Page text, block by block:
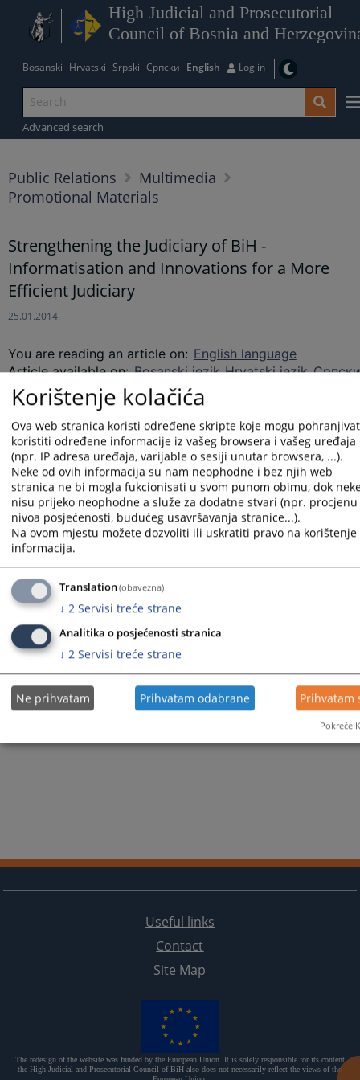
High Judicial and Prosecutorial
Council of Bosnia and
Bosanski Hrvatski Srpski Српски English Log in
Advanced search
Public Relations
Multimedia
Promotional Materials
Strengthening the Judiciary of BiH -
Informatisation and Innovations for a More
Efficient Judiciary
25.01.2014.
You are reading an article on: English language
Article available on: Bosanski jezik Hrvatski jezik
Files
Strengthening the Judiciary of BiH - Informatisation and
Innovations for a More Efficient Judiciary
3194VIEWS
Useful links
Contact
Site Map
The redesign of the website was funded by the European Union. It is solely responsible for its content
the High Judicial and Prosecutorial Council of BiH also does not necessarily reflect the views of the
Korištenje kolačića
Ova web stranica koristi određene skripte koje mogu
koristiti određene informacije iz vašeg browsera i vašeg uređaja
(npr. IP adresa uređaja, varijable o sesiji unutar browsera, ...).
Neke od ovih informacija su nam neophodne i bez njih web
stranica ne bi mogla fukcionisati u svom punom obimu, dok
nisu prijeko neophodne a služe za dodatne stvari (npr. procjenu
nivoa posjećenosti, budućeg usavršavanja stranice...).
Na ovom mjestu možete dozvoliti ili uskratiti pravo na
informacija.
Translation(obavezna)
↓ 2 Servisi treće strane
Analitika o posjećenosti stranica
↓ 2 Servisi treće strane
Ne prihvatam Prihvatam odabrane Prihvatam
Pokreće